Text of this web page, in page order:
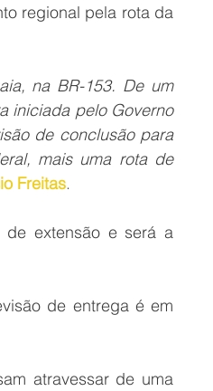
regional pela rota da
na BR-153. De um
iniciada pelo Governo
de conclusão para
mais uma rota de
Freitas.
de extensão e será a
de entrega é em
atravessar de uma